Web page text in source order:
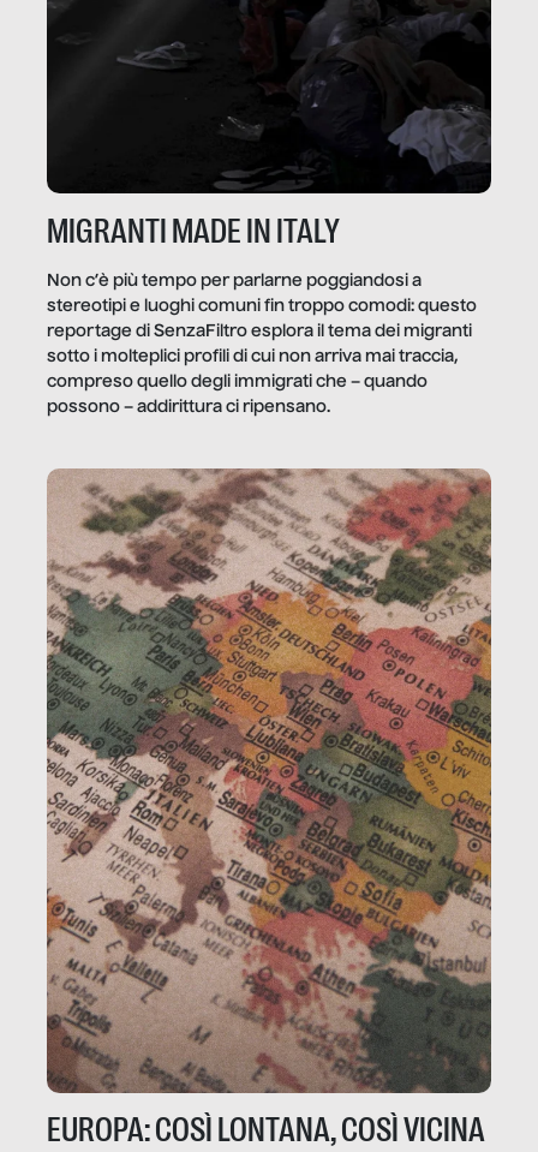
MIGRANTI MADE IN ITALY
Non c’è più tempo per parlarne poggiandosi a
stereotipi e luoghi comuni fin troppo comodi: questo
reportage di SenzaFiltro esplora il tema dei migranti
sotto i molteplici profili di cui non arriva mai traccia,
compreso quello degli immigrati che – quando
possono – addirittura ci ripensano.
EUROPA: COSÌ LONTANA, COSÌ VICINA